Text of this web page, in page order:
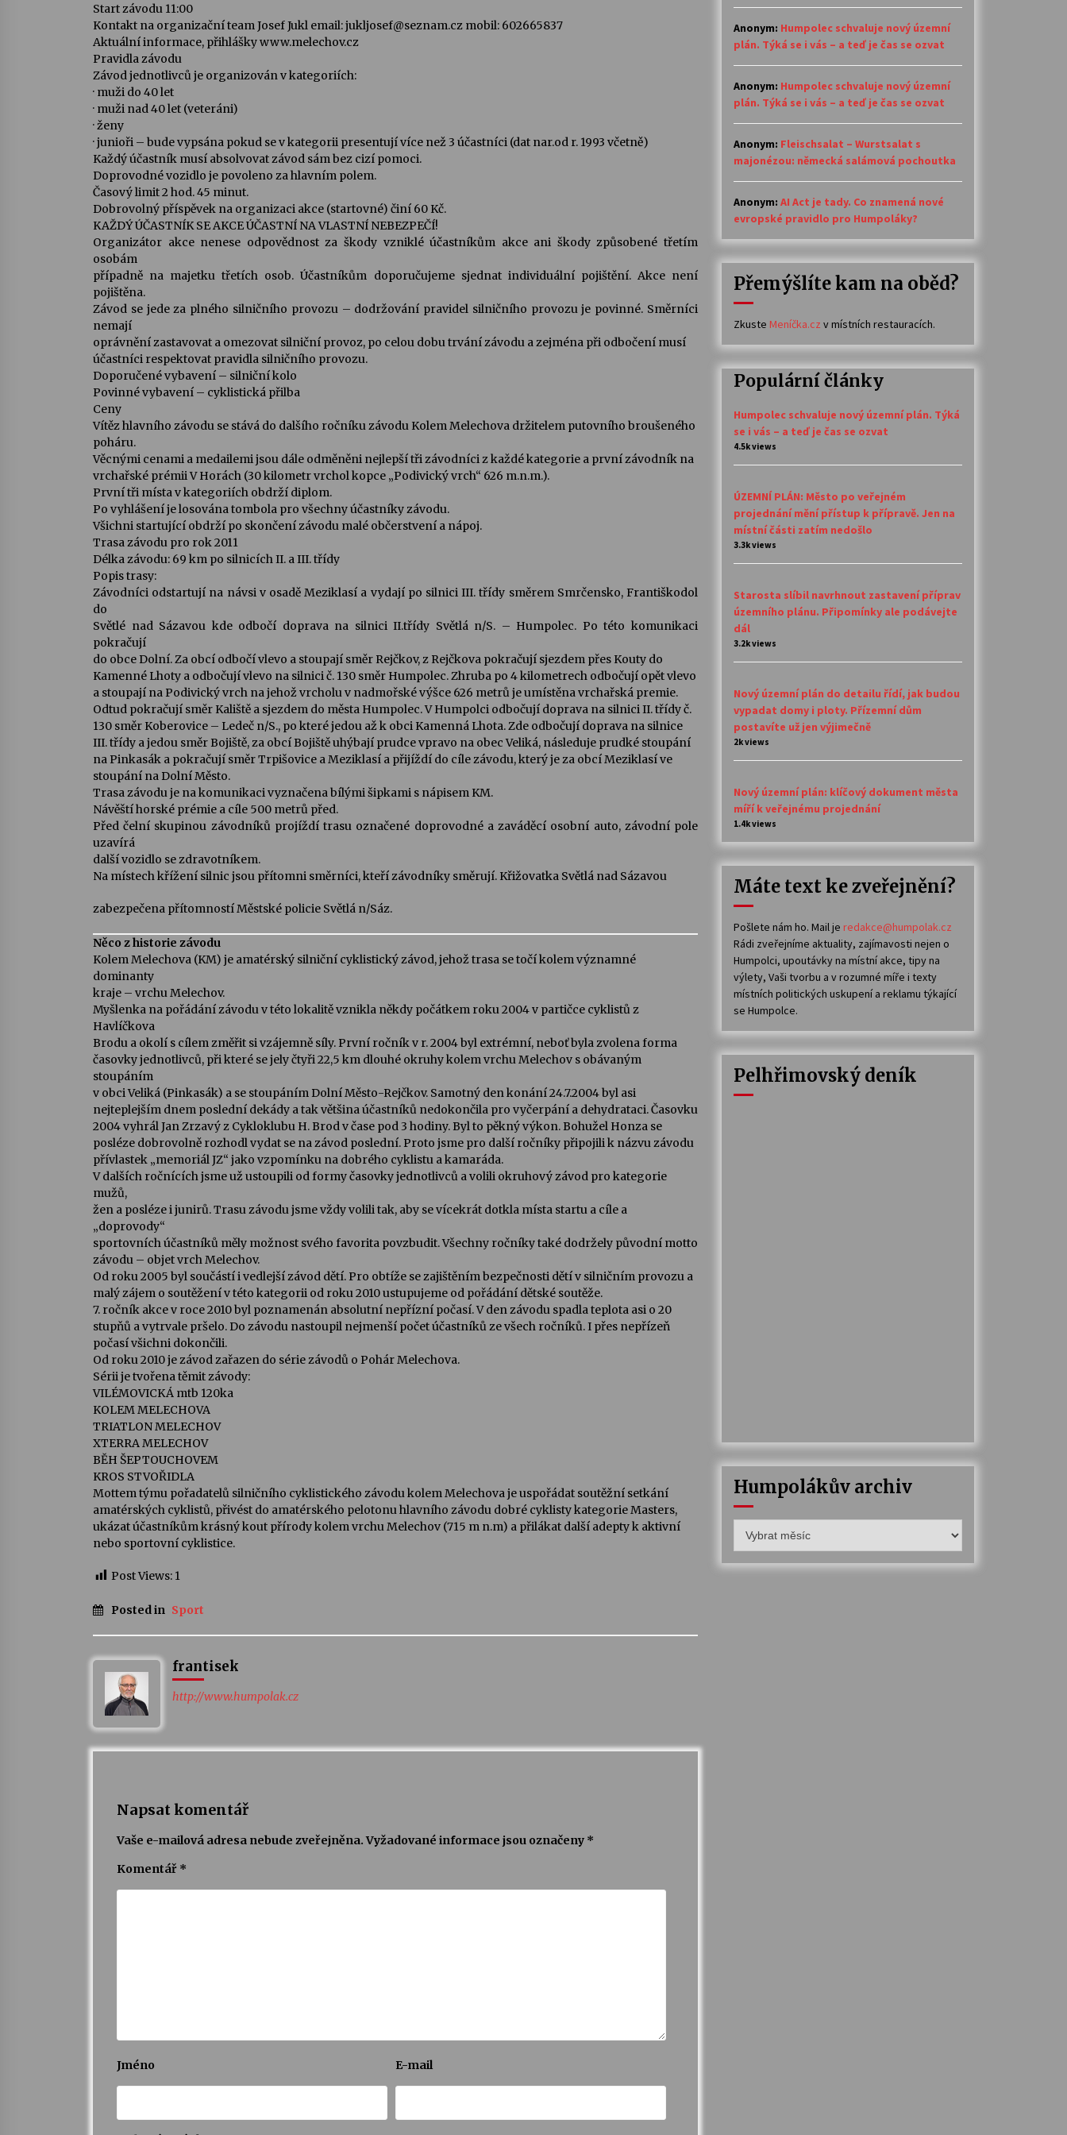
Start závodu 11:00
Kontakt na organizační team Josef Jukl email: jukljosef@seznam.cz mobil: 602665837
Aktuální informace, přihlášky www.melechov.cz
Pravidla závodu
Závod jednotlivců je organizován v kategoriích:
· muži do 40 let
· muži nad 40 let (veteráni)
· ženy
· junioři – bude vypsána pokud se v kategorii presentují více než 3 účastníci (dat nar.od r. 1993 včetně)
Každý účastník musí absolvovat závod sám bez cizí pomoci.
Doprovodné vozidlo je povoleno za hlavním polem.
Časový limit 2 hod. 45 minut.
Dobrovolný příspěvek na organizaci akce (startovné) činí 60 Kč.
KAŽDÝ ÚČASTNÍK SE AKCE ÚČASTNÍ NA VLASTNÍ NEBEZPEČÍ!
Organizátor akce nenese odpovědnost za škody vzniklé účastníkům akce ani škody způsobené třetím
osobám
případně na majetku třetích osob. Účastníkům doporučujeme sjednat individuální pojištění. Akce není
pojištěna.
Závod se jede za plného silničního provozu – dodržování pravidel silničního provozu je povinné. Směrníci
nemají
oprávnění zastavovat a omezovat silniční provoz, po celou dobu trvání závodu a zejména při odbočení musí
účastníci respektovat pravidla silničního provozu.
Doporučené vybavení – silniční kolo
Povinné vybavení – cyklistická přilba
Ceny
Vítěz hlavního závodu se stává do dalšího ročníku závodu Kolem Melechova držitelem putovního broušeného
poháru.
Věcnými cenami a medailemi jsou dále odměněni nejlepší tři závodníci z každé kategorie a první závodník na
vrchařské prémii V Horách (30 kilometr vrchol kopce „Podivický vrch“ 626 m.n.m.).
První tři místa v kategoriích obdrží diplom.
Po vyhlášení je losována tombola pro všechny účastníky závodu.
Všichni startující obdrží po skončení závodu malé občerstvení a nápoj.
Trasa závodu pro rok 2011
Délka závodu: 69 km po silnicích II. a III. třídy
Popis trasy:
Závodníci odstartují na návsi v osadě Meziklasí a vydají po silnici III. třídy směrem Smrčensko, Františkodol
do
Světlé nad Sázavou kde odbočí doprava na silnici II.třídy Světlá n/S. – Humpolec. Po této komunikaci
pokračují
do obce Dolní. Za obcí odbočí vlevo a stoupají směr Rejčkov, z Rejčkova pokračují sjezdem přes Kouty do
Kamenné Lhoty a odbočují vlevo na silnici č. 130 směr Humpolec. Zhruba po 4 kilometrech odbočují opět vlevo
a stoupají na Podivický vrch na jehož vrcholu v nadmořské výšce 626 metrů je umístěna vrchařská premie.
Odtud pokračují směr Kaliště a sjezdem do města Humpolec. V Humpolci odbočují doprava na silnici II. třídy č.
130 směr Koberovice – Ledeč n/S., po které jedou až k obci Kamenná Lhota. Zde odbočují doprava na silnice
III. třídy a jedou směr Bojiště, za obcí Bojiště uhýbají prudce vpravo na obec Veliká, následuje prudké stoupání
na Pinkasák a pokračují směr Trpišovice a Meziklasí a přijíždí do cíle závodu, který je za obcí Meziklasí ve
stoupání na Dolní Město.
Trasa závodu je na komunikaci vyznačena bílými šipkami s nápisem KM.
Návěští horské prémie a cíle 500 metrů před.
Před čelní skupinou závodníků projíždí trasu označené doprovodné a zaváděcí osobní auto, závodní pole
uzavírá
další vozidlo se zdravotníkem.
Na místech křížení silnic jsou přítomni směrníci, kteří závodníky směrují. Křižovatka Světlá nad Sázavou
zabezpečena přítomností Městské policie Světlá n/Sáz.
Něco z historie závodu
Kolem Melechova (KM) je amatérský silniční cyklistický závod, jehož trasa se točí kolem významné
dominanty
kraje – vrchu Melechov.
Myšlenka na pořádání závodu v této lokalitě vznikla někdy počátkem roku 2004 v partičce cyklistů z
Havlíčkova
Brodu a okolí s cílem změřit si vzájemně síly. První ročník v r. 2004 byl extrémní, neboť byla zvolena forma
časovky jednotlivců, při které se jely čtyři 22,5 km dlouhé okruhy kolem vrchu Melechov s obávaným
stoupáním
v obci Veliká (Pinkasák) a se stoupáním Dolní Město-Rejčkov. Samotný den konání 24.7.2004 byl asi
nejteplejším dnem poslední dekády a tak většina účastníků nedokončila pro vyčerpání a dehydrataci. Časovku
2004 vyhrál Jan Zrzavý z Cykloklubu H. Brod v čase pod 3 hodiny. Byl to pěkný výkon. Bohužel Honza se
posléze dobrovolně rozhodl vydat se na závod poslední. Proto jsme pro další ročníky připojili k názvu závodu
přívlastek „memoriál JZ“ jako vzpomínku na dobrého cyklistu a kamaráda.
V dalších ročnících jsme už ustoupili od formy časovky jednotlivců a volili okruhový závod pro kategorie
mužů,
žen a posléze i junirů. Trasu závodu jsme vždy volili tak, aby se vícekrát dotkla místa startu a cíle a
„doprovody“
sportovních účastníků měly možnost svého favorita povzbudit. Všechny ročníky také dodržely původní motto
závodu – objet vrch Melechov.
Od roku 2005 byl součástí i vedlejší závod dětí. Pro obtíže se zajištěním bezpečnosti dětí v silničním provozu a
malý zájem o soutěžení v této kategorii od roku 2010 ustupujeme od pořádání dětské soutěže.
7. ročník akce v roce 2010 byl poznamenán absolutní nepřízní počasí. V den závodu spadla teplota asi o 20
stupňů a vytrvale pršelo. Do závodu nastoupil nejmenší počet účastníků ze všech ročníků. I přes nepřízeň
počasí všichni dokončili.
Od roku 2010 je závod zařazen do série závodů o Pohár Melechova.
Sérii je tvořena těmit závody:
VILÉMOVICKÁ mtb 120ka
KOLEM MELECHOVA
TRIATLON MELECHOV
XTERRA MELECHOV
BĚH ŠEPTOUCHOVEM
KROS STVOŘIDLA
Mottem týmu pořadatelů silničního cyklistického závodu kolem Melechova je uspořádat soutěžní setkání
amatérských cyklistů, přivést do amatérského pelotonu hlavního závodu dobré cyklisty kategorie Masters,
ukázat účastníkům krásný kout přírody kolem vrchu Melechov (715 m n.m) a přilákat další adepty k aktivní
nebo sportovní cyklistice.
Post Views: 1
Posted in Sport
frantisek
http://www.humpolak.cz
Napsat komentář
Vaše e-mailová adresa nebude zveřejněna. Vyžadované informace jsou označeny *
Komentář *
Jméno E-mail
Anonym: Humpolec schvaluje nový územní
plán. Týká se i vás – a teď je čas se ozvat
Anonym: Humpolec schvaluje nový územní
plán. Týká se i vás – a teď je čas se ozvat
Anonym: Fleischsalat – Wurstsalat s
majonézou: německá salámová pochoutka
Anonym: AI Act je tady. Co znamená nové
evropské pravidlo pro Humpoláky?
Přemýšlíte kam na oběd?
Zkuste Meníčka.cz v místních restauracích.
Populární články
Humpolec schvaluje nový územní plán. Týká
se i vás – a teď je čas se ozvat
4.5k views
ÚZEMNÍ PLÁN: Město po veřejném
projednání mění přístup k přípravě. Jen na
místní části zatím nedošlo
3.3k views
Starosta slíbil navrhnout zastavení příprav
územního plánu. Připomínky ale podávejte
dál
3.2k views
Nový územní plán do detailu řídí, jak budou
vypadat domy i ploty. Přízemní dům
postavíte už jen výjimečně
2k views
Nový územní plán: klíčový dokument města
míří k veřejnému projednání
1.4k views
Máte text ke zveřejnění?
Pošlete nám ho. Mail je redakce@humpolak.cz
Rádi zveřejníme aktuality, zajímavosti nejen o
Humpolci, upoutávky na místní akce, tipy na
výlety, Vaši tvorbu a v rozumné míře i texty
místních politických uskupení a reklamu týkající
se Humpolce.
Pelhřimovský deník
Humpolákův archiv
archiv